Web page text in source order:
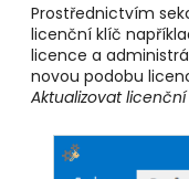
Prostřednictvím
licenční klíč
licence a
novou podobu
Aktualizovat licenční